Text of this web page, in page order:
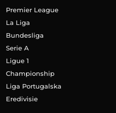
Premier League
La Liga
Bundesliga
Serie A
Ligue 1
Championship
Liga Portugalska
Eredivisie